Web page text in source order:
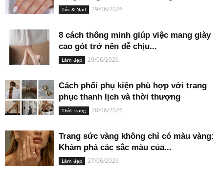
Tóc & Nail 29/06/2026
8 cách thông minh giúp việc mang giày
cao gót trở nên dễ chịu...
Làm đẹp 29/06/2026
Cách phối phụ kiện phù hợp với trang
phục thanh lịch và thời thượng
Thời trang 28/06/2026
Trang sức vàng không chỉ có màu vàng:
Khám phá các sắc màu của...
Làm đẹp 27/06/2026